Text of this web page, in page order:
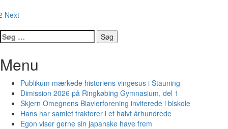
Next
Søg
efter:
Menu
Publikum mærkede historiens vingesus i Stauning
Dimission 2026 på Ringkøbing Gymnasium, del 1
Skjern Omegnens Biavlerforening inviterede i biskole
Hans har samlet traktorer i et halvt århundrede
Egon viser gerne sin japanske have frem